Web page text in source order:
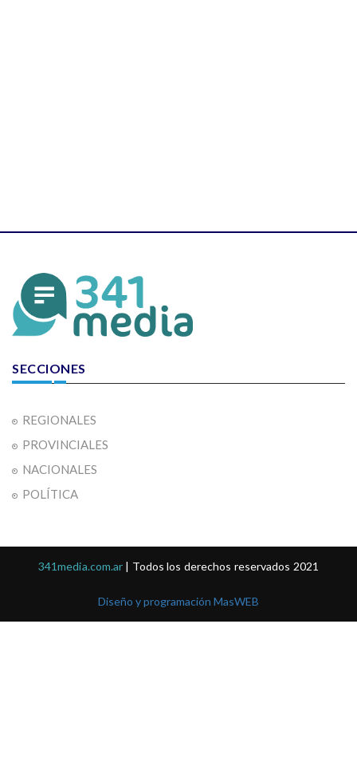
SECCIONES
REGIONALES
PROVINCIALES
NACIONALES
POLÍTICA
341media.com.ar | Todos los derechos reservados 2021
Diseño y programación MasWEB